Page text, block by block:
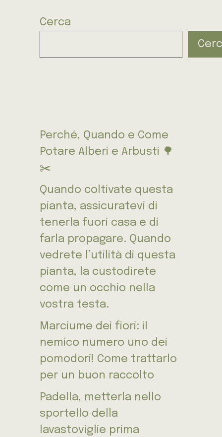
Cerca
Perché, Quando e Come
Potare Alberi e Arbusti 🌳
✂️
Quando coltivate questa
pianta, assicuratevi di
tenerla fuori casa e di
farla propagare. Quando
vedrete l’utilità di questa
pianta, la custodirete
come un occhio nella
vostra testa.
Marciume dei fiori: il
nemico numero uno dei
pomodori! Come trattarlo
per un buon raccolto
Padella, metterla nello
sportello della
lavastoviglie prima